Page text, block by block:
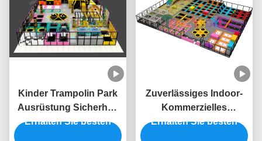
Kinder Trampolin Park
Ausrüstung Sicherheit
Springen Spielplatz
Erhalten Sie besten
Zuverlässiges Indoor-
Kommerzielles
Trampolin-Ausrüstung
Erhalten Sie besten